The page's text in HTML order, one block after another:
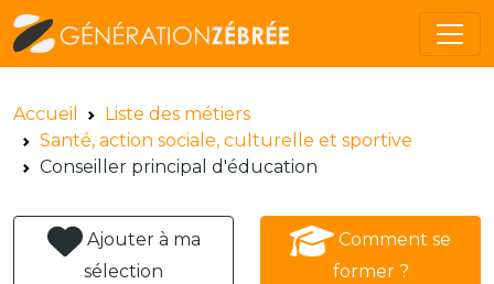
Accueil
Liste des métiers
Santé, action sociale, culturelle et sportive
Conseiller principal d'éducation
Ajouter à ma
sélection
Comment se
former ?